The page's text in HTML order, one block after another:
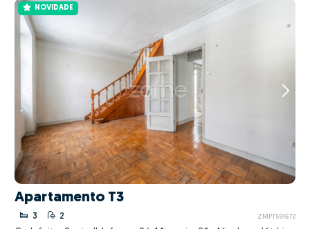
NOVIDADE
Apartamento T3
3 2 ZMPT591672